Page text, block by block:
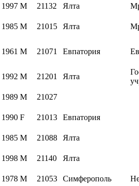
1997 M 21132 Ялта
1985 M 21015 Ялта
1961 M 21071 Евпатория
1992 M 21201 Ялта
1989 M 21027
1990 F 21013 Евпатория
1985 M 21088 Ялта
1998 M 21140 Ялта
1978 M 21053 Симферополь